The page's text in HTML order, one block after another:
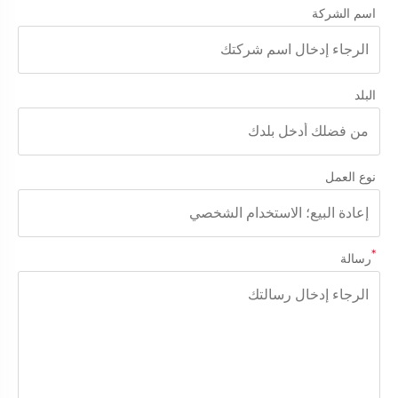
اسم الشركة
البلد
نوع العمل
رسالة